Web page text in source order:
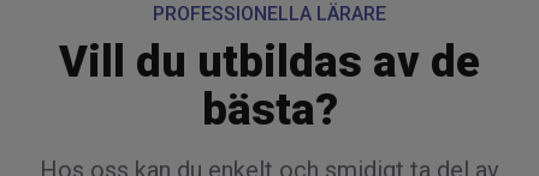
PROFESSIONELLA LÄRARE
Vill du utbildas av de
bästa?